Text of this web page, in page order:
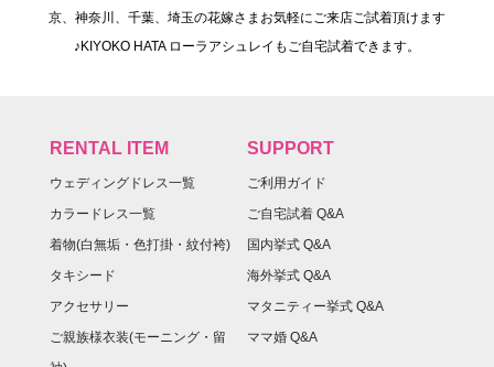
京、神奈川、千葉、埼玉の花嫁さまお気軽にご来店ご試着頂けます
♪KIYOKO HATA ローラアシュレイもご自宅試着できます。
RENTAL ITEM
ウェディングドレス一覧
カラードレス一覧
着物(白無垢・色打掛・紋付袴)
タキシード
アクセサリー
ご親族様衣装(モーニング・留
SUPPORT
ご利用ガイド
ご自宅試着 Q&A
国内挙式 Q&A
海外挙式 Q&A
マタニティー挙式 Q&A
ママ婚 Q&A